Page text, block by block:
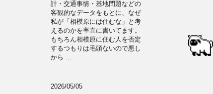
計・交通事情・基地問題などの
客観的なデータをもとに、なぜ
私が「相模原には住むな」と考
えるのかを率直に書いてます。
もちろん相模原に住む人を否定
するつもりは毛頭ないので悪し
から …
2026/05/05